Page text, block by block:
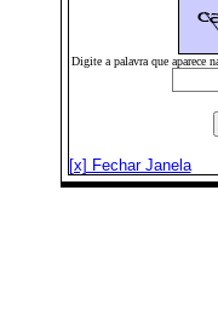
Digite a palavra que aparece
[x] Fechar Janela